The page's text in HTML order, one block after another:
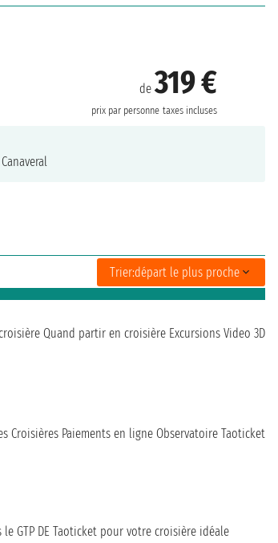
de319 €
prix par personne taxes incluses
Trier:départ le plus proche
Quand partir en croisière Excursions Video 3D
Croisières Paiements en ligne Observatoire Taoticket
le GTP DE Taoticket pour votre croisière idéale